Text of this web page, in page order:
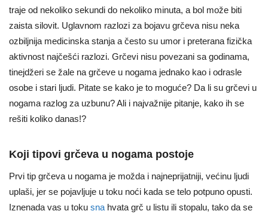
traje od nekoliko sekundi do nekoliko minuta, a bol može biti
zaista silovit. Uglavnom razlozi za bojavu grčeva nisu neka
ozbiljnija medicinska stanja a često su umor i preterana fizička
aktivnost najčešći razlozi. Grčevi nisu povezani sa godinama,
tinejdžeri se žale na grčeve u nogama jednako kao i odrasle
osobe i stari ljudi. Pitate se kako je to moguće? Da li su grčevi u
nogama razlog za uzbunu? Ali i najvažnije pitanje, kako ih se
rešiti koliko danas!?
Koji tipovi grčeva u nogama postoje
Prvi tip grčeva u nogama je možda i najneprijatniji, većinu ljudi
uplaši, jer se pojavljuje u toku noći kada se telo potpuno opusti.
Iznenada vas u toku sna hvata grč u listu ili stopalu, tako da se